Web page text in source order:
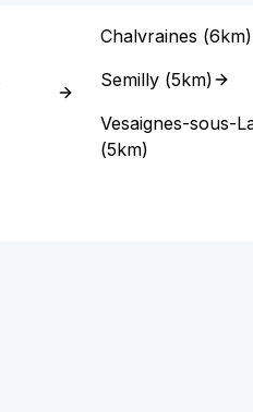
Chalvraines (6km)
Semilly(5km)
Vesaignes-sous-
(5km)